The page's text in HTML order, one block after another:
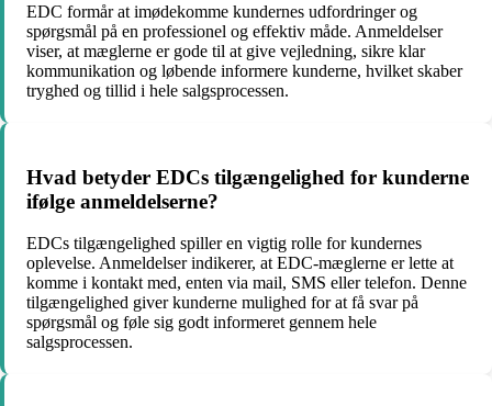
EDC formår at imødekomme kundernes udfordringer og
spørgsmål på en professionel og effektiv måde. Anmeldelser
viser, at mæglerne er gode til at give vejledning, sikre klar
kommunikation og løbende informere kunderne, hvilket skaber
tryghed og tillid i hele salgsprocessen.
Hvad betyder EDCs tilgængelighed for kunderne
ifølge anmeldelserne?
EDCs tilgængelighed spiller en vigtig rolle for kundernes
oplevelse. Anmeldelser indikerer, at EDC-mæglerne er lette at
komme i kontakt med, enten via mail, SMS eller telefon. Denne
tilgængelighed giver kunderne mulighed for at få svar på
spørgsmål og føle sig godt informeret gennem hele
salgsprocessen.